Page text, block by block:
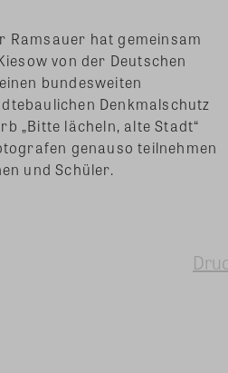
Ramsauer hat gemeinsam
von der Deutschen
bundesweiten
Denkmalschutz
„Bitte lächeln, alte Stadt“
genauso teilnehmen
und Schüler.